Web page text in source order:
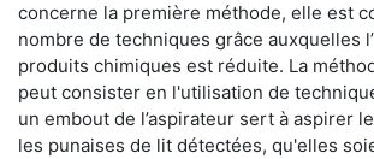
concerne la première méthode, elle est
nombre de techniques grâce auxquelles
produits chimiques est réduite. La
peut consister en l'utilisation de
un embout de l’aspirateur sert à aspirer
les punaises de lit détectées, qu'elles